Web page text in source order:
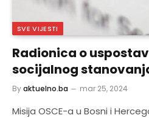
SVE VIJESTI
Radionica o
socijalnog
Byaktuelno.ba mar 25, 2024
Misija OSCE-a u Bosni i